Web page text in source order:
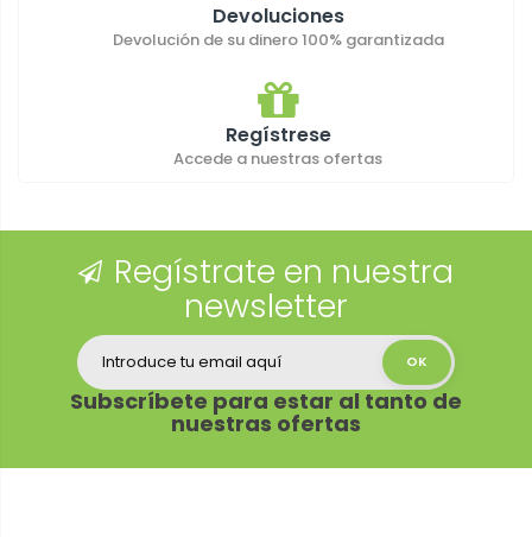
Devoluciones
Devolución de su dinero 100% garantizada
Regístrese
Accede a nuestras ofertas
Regístrate en nuestra
newsletter
Subscríbete para estar al tanto de
nuestras ofertas